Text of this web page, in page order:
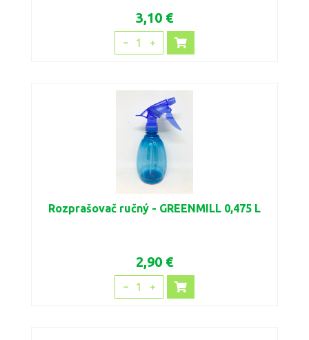
3,10 €
1
Rozprašovač ručný - GREENMILL 0,475 L
2,90 €
1